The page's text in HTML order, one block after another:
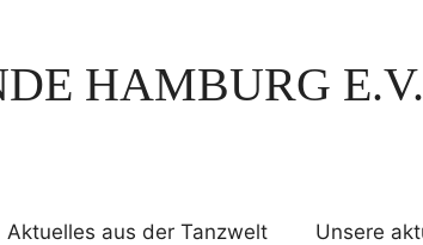
HAMBURG E.V.
Aktuelles aus der Tanzwelt Unsere